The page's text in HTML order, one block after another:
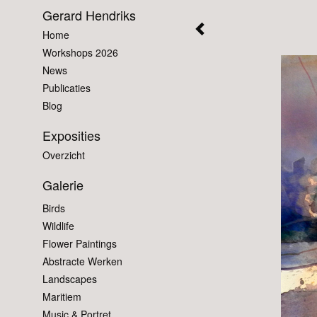
Gerard Hendriks
Home
Workshops 2026
News
Publicaties
Blog
Exposities
Overzicht
Galerie
Birds
Wildlife
Flower Paintings
Abstracte Werken
Landscapes
Maritiem